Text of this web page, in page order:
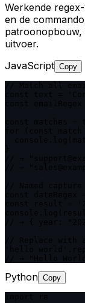
Werkende
en de
patroonopbouw,
uitvoer.
JavaScript Copy
const text =
const
Python Copy